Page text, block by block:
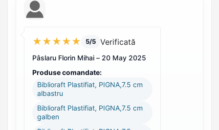
★★★★★ 5/5 Verificată
Pâslaru Florin Mihai – 20 May 2025
Produse comandate:
Biblioraft Plastifiat, PIGNA,7.5 cm
albastru
Biblioraft Plastifiat, PIGNA,7.5 cm
galben